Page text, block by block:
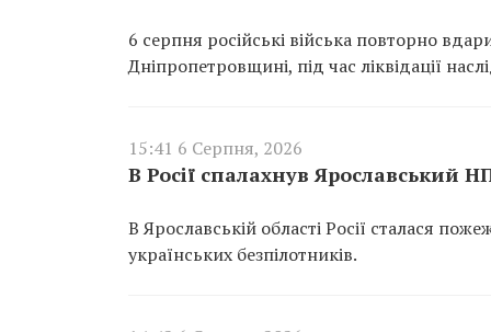
6 серпня російські війська повторно
Дніпропетровщині, під час ліквідації
15:41 6 Серпня, 2026
В Росії спалахнув Ярославський
В Ярославській області Росії сталася
українських безпілотників.